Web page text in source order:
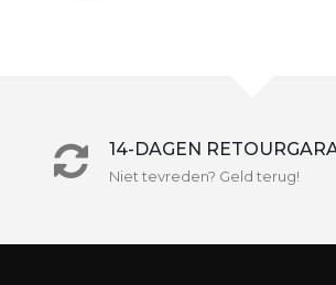
14-DAGEN
Niet tevreden? Geld terug!